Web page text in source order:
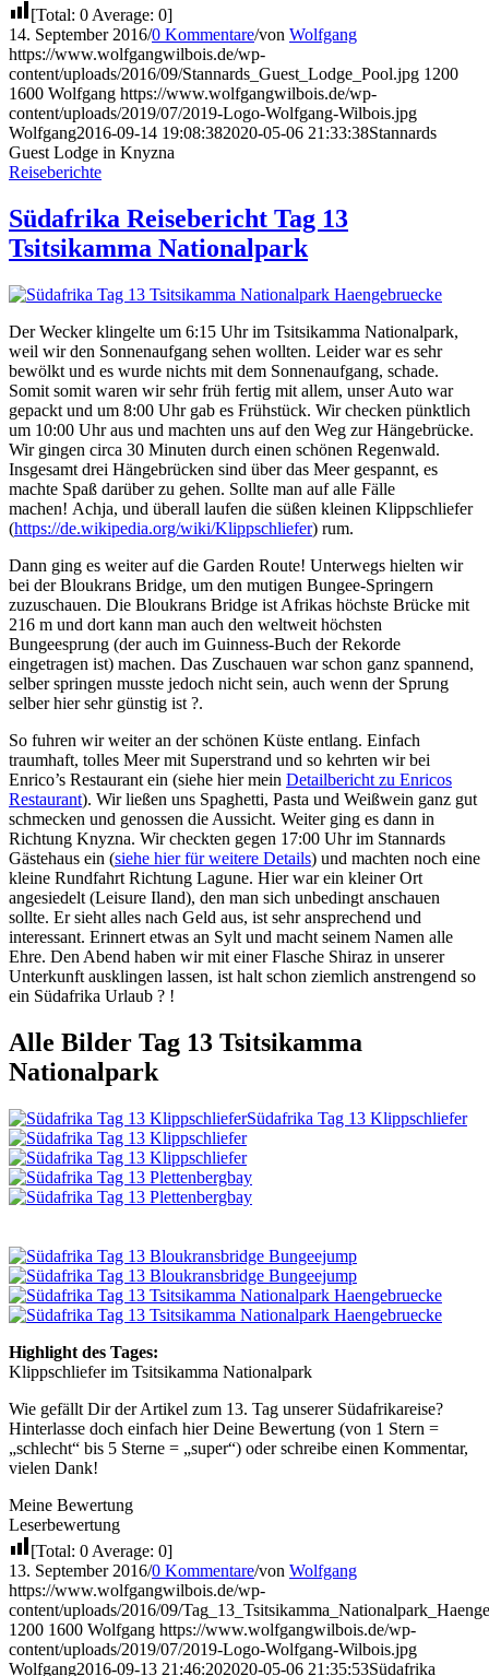
[Total: 0 Average: 0]
14. September 2016/0 Kommentare/von Wolfgang
https://www.wolfgangwilbois.de/wp-
content/uploads/2016/09/Stannards_Guest_Lodge_Pool.jpg 1200
1600 Wolfgang https://www.wolfgangwilbois.de/wp-
content/uploads/2019/07/2019-Logo-Wolfgang-Wilbois.jpg
Wolfgang2016-09-14 19:08:382020-05-06 21:33:38Stannards
Guest Lodge in Knyzna
Reiseberichte
Südafrika Reisebericht Tag 13
Tsitsikamma Nationalpark
Der Wecker klingelte um 6:15 Uhr im Tsitsikamma Nationalpark,
weil wir den Sonnenaufgang sehen wollten. Leider war es sehr
bewölkt und es wurde nichts mit dem Sonnenaufgang, schade.
Somit somit waren wir sehr früh fertig mit allem, unser Auto war
gepackt und um 8:00 Uhr gab es Frühstück. Wir checken pünktlich
um 10:00 Uhr aus und machten uns auf den Weg zur Hängebrücke.
Wir gingen circa 30 Minuten durch einen schönen Regenwald.
Insgesamt drei Hängebrücken sind über das Meer gespannt, es
machte Spaß darüber zu gehen. Sollte man auf alle Fälle
machen! Achja, und überall laufen die süßen kleinen Klippschliefer
(https://de.wikipedia.org/wiki/Klippschliefer) rum.
Dann ging es weiter auf die Garden Route! Unterwegs hielten wir
bei der Bloukrans Bridge, um den mutigen Bungee-Springern
zuzuschauen. Die Bloukrans Bridge ist Afrikas höchste Brücke mit
216 m und dort kann man auch den weltweit höchsten
Bungeesprung (der auch im Guinness-Buch der Rekorde
eingetragen ist) machen. Das Zuschauen war schon ganz spannend,
selber springen musste jedoch nicht sein, auch wenn der Sprung
selber hier sehr günstig ist ?.
So fuhren wir weiter an der schönen Küste entlang. Einfach
traumhaft, tolles Meer mit Superstrand und so kehrten wir bei
Enrico’s Restaurant ein (siehe hier mein Detailbericht zu Enricos
Restaurant). Wir ließen uns Spaghetti, Pasta und Weißwein ganz gut
schmecken und genossen die Aussicht. Weiter ging es dann in
Richtung Knyzna. Wir checkten gegen 17:00 Uhr im Stannards
Gästehaus ein (siehe hier für weitere Details) und machten noch eine
kleine Rundfahrt Richtung Lagune. Hier war ein kleiner Ort
angesiedelt (Leisure Iland), den man sich unbedingt anschauen
sollte. Er sieht alles nach Geld aus, ist sehr ansprechend und
interessant. Erinnert etwas an Sylt und macht seinem Namen alle
Ehre. Den Abend haben wir mit einer Flasche Shiraz in unserer
Unterkunft ausklingen lassen, ist halt schon ziemlich anstrengend so
ein Südafrika Urlaub ? !
Alle Bilder Tag 13 Tsitsikamma
Nationalpark
Südafrika Tag 13 Klippschliefer
Highlight des Tages:
Klippschliefer im Tsitsikamma Nationalpark
Wie gefällt Dir der Artikel zum 13. Tag unserer Südafrikareise?
Hinterlasse doch einfach hier Deine Bewertung (von 1 Stern =
„schlecht“ bis 5 Sterne = „super“) oder schreibe einen Kommentar,
vielen Dank!
Meine Bewertung
Leserbewertung
[Total: 0 Average: 0]
13. September 2016/0 Kommentare/von Wolfgang
https://www.wolfgangwilbois.de/wp-
content/uploads/2016/09/
1200 1600 Wolfgang https://www.wolfgangwilbois.de/wp-
content/uploads/2019/07/2019-Logo-Wolfgang-Wilbois.jpg
Wolfgang2016-09-13 21:46:202020-05-06 21:35:53Südafrika